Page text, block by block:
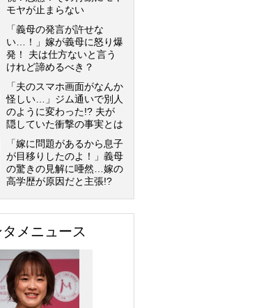
モヤが止まらない
「義母の発言が許せな
い…！」嫁が義母に怒り爆
発！ 夫は仕方ないと言う
けれど諦めるべき？
「夫のスマホ画面がなんか
怪しい…」ジム通いで別人
のように変わった!? 夫が
隠していた衝撃の事実とは
「嫁に問題があるから息子
が目移りしたのよ！」義母
の驚きの見解に唖然…嫁の
高学歴が原因だと主張!?
メニュース